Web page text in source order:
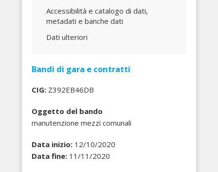
Accessibilità e catalogo di dati,
metadati e banche dati
Dati ulteriori
Bandi di gara e contratti
CIG: Z392EB46DB
Oggetto del bando
manutenzione mezzi comunali
Data inizio: 12/10/2020
Data fine: 11/11/2020